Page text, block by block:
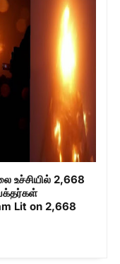
உச்சியில் 2,668
Lit on 2,668